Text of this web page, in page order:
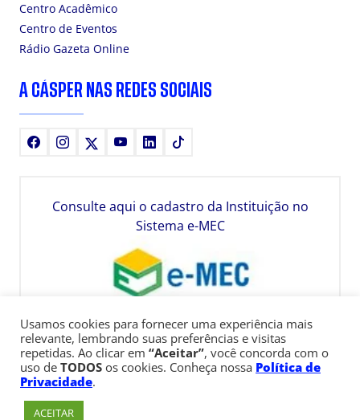
Centro Acadêmico
Centro de Eventos
Rádio Gazeta Online
A CÁSPER NAS REDES SOCIAIS
FacebookInstagram YoutubeLinkedIn
Consulte aqui o cadastro da Instituição no
Sistema e-MEC
Usamos cookies para fornecer uma experiência mais
relevante, lembrando suas preferências e visitas
repetidas. Ao clicar em “Aceitar”, você concorda com o
uso de TODOS os cookies. Conheça nossa Política de
Privacidade.
ACEITAR